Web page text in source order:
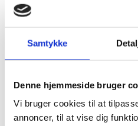
Samtykke
Denne hjemmeside bruger
Vi bruger cookies til at
annoncer, til at vise dig
faglige emner skal
at man lærer mest, når
eller imellem
som sikrer, at viden
- Jeg har deltaget i
halvdagskurser. Jeg må
nye viden ikke altid har